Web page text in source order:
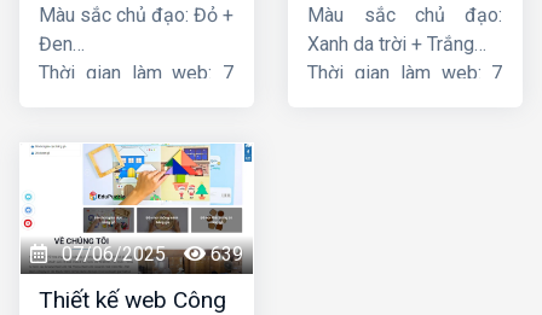
Màu sắc chủ đạo: Đỏ +
Đen
Thời gian làm web: 7
Màu sắc chủ đạo:
Xanh da trời + Trắng
Thời gian làm web: 7
07/06/2025 639
Thiết kế web Công